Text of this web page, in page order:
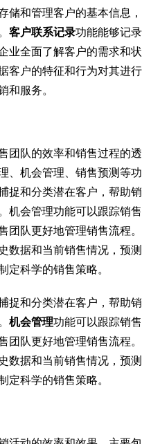
储和管理客户的基本信息，
客户联系记录功能能够记录
业全面了解客户的需求和状
客户的特征和行为对其进行
和服务。
团队的效率和销售过程的透
、机会管理、销售预测等功
捉和分类潜在客户，帮助销
机会管理功能可以跟踪销售
团队更好地管理销售流程。
数据和当前销售情况，预测
定科学的销售策略。
捉和分类潜在客户，帮助销
机会管理功能可以跟踪销售
团队更好地管理销售流程。
数据和当前销售情况，预测
定科学的销售策略。